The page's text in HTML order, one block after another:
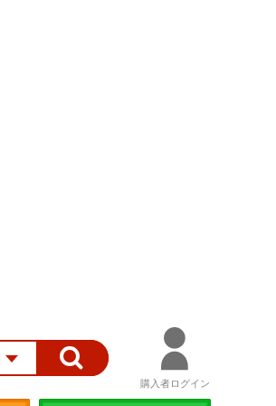
購入者ログイン